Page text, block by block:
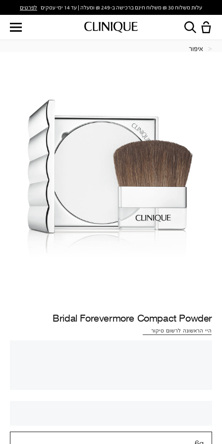
עלות משלוח 30 ₪ משלוח חינם ברכישה ב-249 ₪ ומעלה | עד 14 ימי עסקים לפרטים
איפור
Bridal Forevermore Compact Powder
היי הראשונה לרשום סיקור